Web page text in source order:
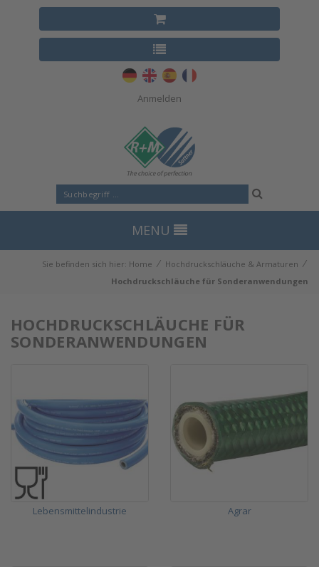
Anmelden
MENU
Sie befinden sich hier: Home ⁄ Hochdruckschläuche & Armaturen ⁄
Hochdruckschläuche für Sonderanwendungen
HOCHDRUCKSCHLÄUCHE FÜR
SONDERANWENDUNGEN
Lebensmittelindustrie Agrar